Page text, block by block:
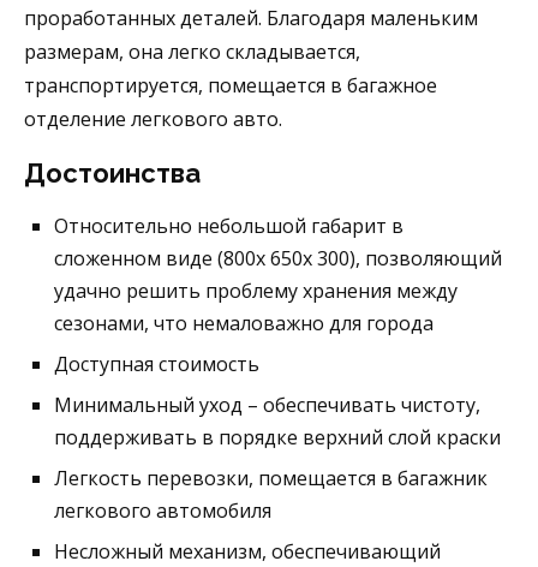
проработанных деталей. Благодаря маленьким
размерам, она легко складывается,
транспортируется, помещается в багажное
отделение легкового авто.
Достоинства
Относительно небольшой габарит в
сложенном виде (800х 650х 300), позволяющий
удачно решить проблему хранения между
сезонами, что немаловажно для города
Доступная стоимость
Минимальный уход – обеспечивать чистоту,
поддерживать в порядке верхний слой краски
Легкость перевозки, помещается в багажник
легкового автомобиля
Несложный механизм, обеспечивающий